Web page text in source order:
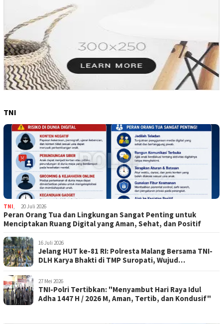
TNI
TNI, 20 Juli 2026
Peran Orang Tua dan Lingkungan Sangat Penting untuk
Menciptakan Ruang Digital yang Aman, Sehat, dan Positif
16 Juli 2026
Jelang HUT ke-81 RI: Polresta Malang Bersama TNI-
DLH Karya Bhakti di TMP Suropati, Wujud
27 Mei 2026
TNI-Polri Tertibkan: "Menyambut Hari Raya Idul
Adha 1447 H / 2026 M, Aman, Tertib, dan Kondusif"